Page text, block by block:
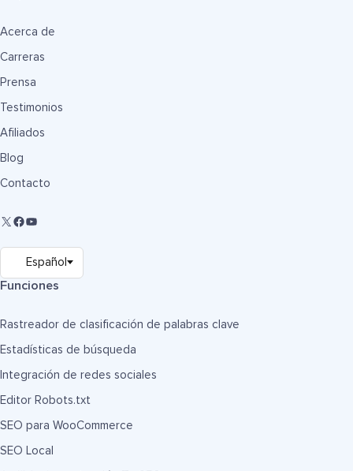
Acerca de
Carreras
Prensa
Testimonios
Afiliados
Blog
Contacto
Funciones
Rastreador de clasificación de palabras clave
Estadísticas de búsqueda
Integración de redes sociales
Editor Robots.txt
SEO para WooCommerce
SEO Local